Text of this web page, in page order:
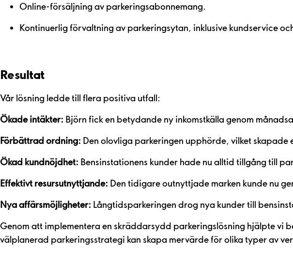
Online-försäljning av parkeringsabonnemang.
Kontinuerlig förvaltning av parkeringsytan, inklusive kundservice
Resultat
Vår lösning ledde till flera positiva utfall:
Ökade intäkter: Björn fick en betydande ny inkomstkälla genom
Förbättrad ordning: Den olovliga parkeringen upphörde, vilket skapade
Ökad kundnöjdhet: Bensinstationens kunder hade nu alltid tillgång till
Effektivt resursutnyttjande: Den tidigare outnyttjade marken kunde nu
Nya affärsmöjligheter: Långtidsparkeringen drog nya kunder till
Genom att implementera en skräddarsydd parkeringslösning hjälpte vi
välplanerad parkeringsstrategi kan skapa mervärde för olika typer av